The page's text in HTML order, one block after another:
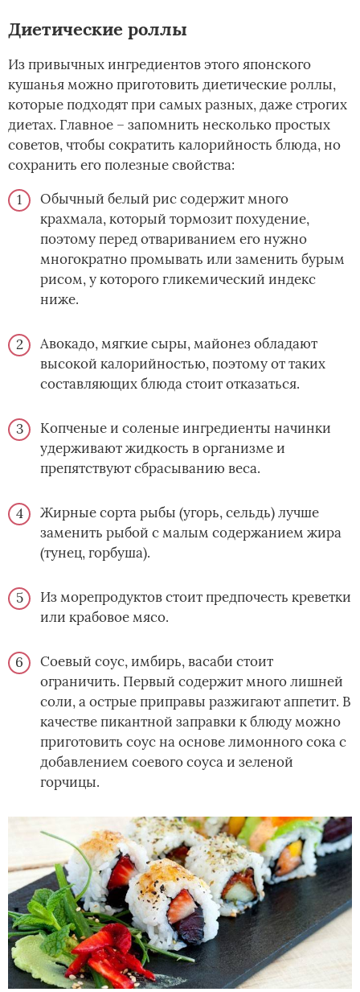
Диетические роллы
Из привычных ингредиентов этого японского
кушанья можно приготовить диетические роллы,
которые подходят при самых разных, даже строгих
диетах. Главное – запомнить несколько простых
советов, чтобы сократить калорийность блюда, но
сохранить его полезные свойства:
Обычный белый рис содержит много
крахмала, который тормозит похудение,
поэтому перед отвариванием его нужно
многократно промывать или заменить бурым
рисом, у которого гликемический индекс
ниже.
Авокадо, мягкие сыры, майонез обладают
высокой калорийностью, поэтому от таких
составляющих блюда стоит отказаться.
Копченые и соленые ингредиенты начинки
удерживают жидкость в организме и
препятствуют сбрасыванию веса.
Жирные сорта рыбы (угорь, сельдь) лучше
заменить рыбой с малым содержанием жира
(тунец, горбуша).
Из морепродуктов стоит предпочесть креветки
или крабовое мясо.
Соевый соус, имбирь, васаби стоит
ограничить. Первый содержит много лишней
соли, а острые приправы разжигают аппетит. В
качестве пикантной заправки к блюду можно
приготовить соус на основе лимонного сока с
добавлением соевого соуса и зеленой
горчицы.